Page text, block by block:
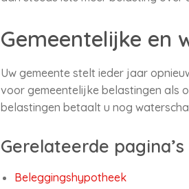
Gemeentelijke en
Uw gemeente stelt ieder jaar
voor gemeentelijke belastingen als
belastingen betaalt u nog
Gerelateerde pagina’s
Beleggingshypotheek